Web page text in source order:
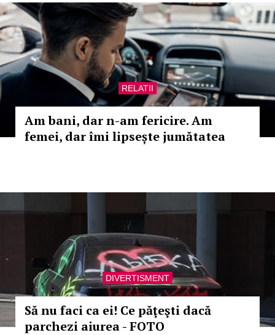
RELATII
Am bani, dar n-am fericire. Am
femei, dar îmi lipsește jumătatea
DIVERTISMENT
Să nu faci ca ei! Ce păţeşti dacă
parchezi aiurea - FOTO